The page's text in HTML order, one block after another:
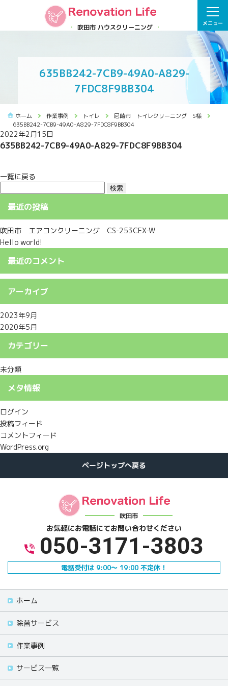
吹田市 ハウスクリーニング メニュー
635BB242-7CB9-49A0-A829-
7FDC8F9BB304
ホーム 作業事例 トイレ
尼崎市 トイレクリーニング S様
635BB242-7CB9-49A0-A829-7FDC8F9BB304
2022年2月15日
635BB242-7CB9-49A0-A829-7FDC8F9BB304
一覧に戻る
索:
最近の投稿
吹田市 エアコンクリーニング CS-253CEX-W
Hello world!
最近のコメント
アーカイブ
2023年9月
2020年5月
カテゴリー
未分類
メタ情報
ログイン
投稿フィード
コメントフィード
WordPress.org
吹田市
お気軽にお電話にてお問い合わせください
050-3171-3803
電話受付は 9:00～ 19:00 不定休！
ホーム
除菌サービス
作業事例
サービス一覧